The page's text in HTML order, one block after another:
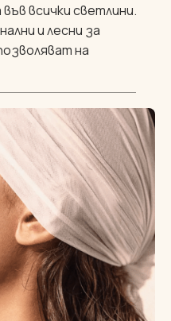
всички светлини.
и лесни за
на